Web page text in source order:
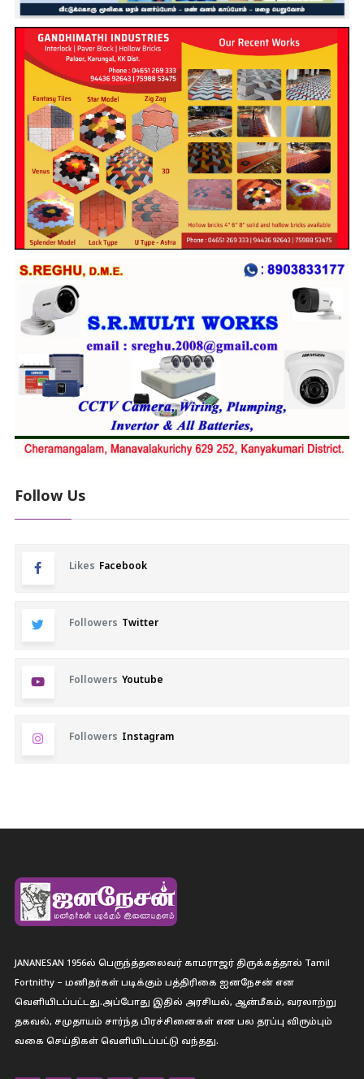
Follow Us
Likes Facebook
Followers Twitter
Followers Youtube
Followers Instagram
JANANESAN 1956ல் பெருந்த்தலைவர் காமராஜர் திருக்கத்தால் Tamil
Fortnithy – மனிதர்கள் படிக்கும் பத்திரிகை ஐனநேசன் என
வெளியிடப்பட்டது.அப்போது இதில் அரசியல், ஆன்மீகம், வரலாற்று
தகவல், சமுதாயம் சார்ந்த பிரச்சினைகள் என பல தரப்பு விரும்பும்
வகை செய்திகள் வெளியிடப்பட்டு வந்தது.